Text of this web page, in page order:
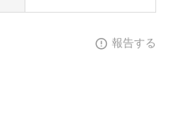
報告する